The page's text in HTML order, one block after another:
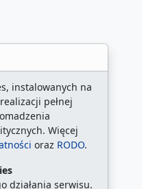
instalowanych na
pełnej
Więcej
oraz RODO.
działania serwisu.